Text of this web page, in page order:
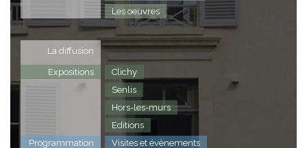
Les oeuvres
La diffusion
Expositions
Clichy
Senlis
Hors-les-murs
Editions
Programmation
Visites et évènements